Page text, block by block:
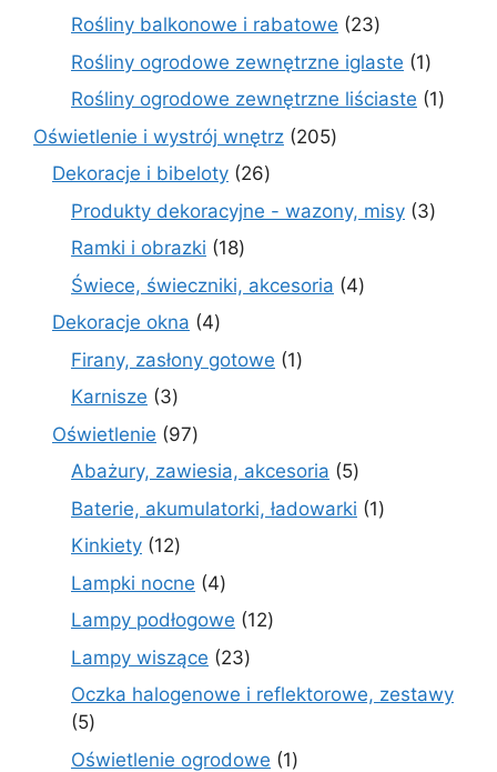
Rośliny balkonowe i rabatowe 2323
produkty
Rośliny ogrodowe zewnętrzne iglaste 11
produkt
Rośliny ogrodowe zewnętrzne liściaste 11
Oświetlenie i wystrój wnętrz 205205
Dekoracje i bibeloty 2626
Produkty dekoracyjne - wazony, misy 33
Ramki i obrazki 1818
produktów
Świece, świeczniki, akcesoria 44
Dekoracje okna 44
produkty
Firany, zasłony gotowe 11
Karnisze 33
produkty
Oświetlenie 9797
produktów
Abażury, zawiesia, akcesoria 55
produktów
Baterie, akumulatorki, ładowarki 11
Kinkiety 1212
produktów
Lampki nocne 44
produkty
Lampy podłogowe 1212
Lampy wiszące 2323
produkty
Oczka halogenowe i reflektorowe, zestawy
55
produktów
Oświetlenie ogrodowe 11